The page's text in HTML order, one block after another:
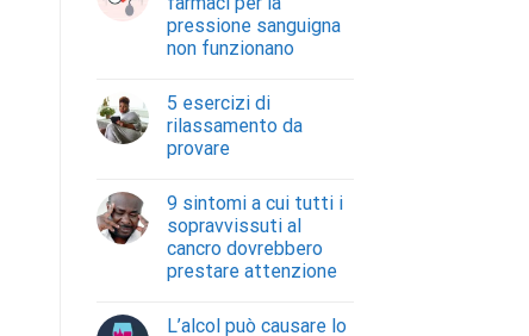
pressione sanguigna
non funzionano
5 esercizi di
rilassamento da
provare
9 sintomi a cui tutti i
sopravvissuti al
cancro dovrebbero
prestare attenzione
L’alcol può causare lo